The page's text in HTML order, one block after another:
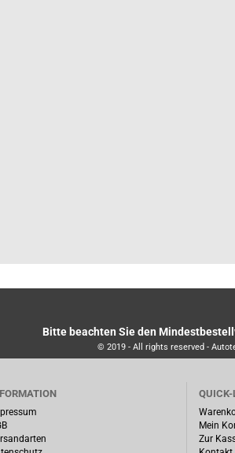
Bitte beachten Sie den
© 2019 - All rights reserved -
Mein
Zur